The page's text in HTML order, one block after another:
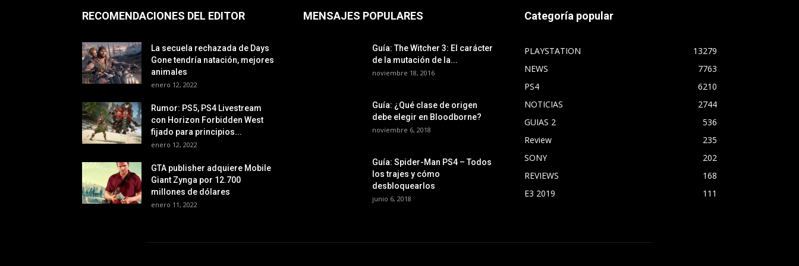
RECOMENDACIONES DEL EDITOR
La secuela rechazada de Days
Gone tendría natación, mejores
animales
enero 12, 2022
Rumor: PS5, PS4 Livestream
con Horizon Forbidden West
fijado para principios...
enero 12, 2022
GTA publisher adquiere Mobile
Giant Zynga por 12.700
millones de dólares
enero 11, 2022
MENSAJES POPULARES
Guía: The Witcher 3: El carácter
de la mutación de la...
noviembre 18, 2016
Guía: ¿Qué clase de origen
debe elegir en Bloodborne?
noviembre 6, 2018
Guía: Spider-Man PS4 – Todos
los trajes y cómo
desbloquearlos
junio 6, 2018
Categoría popular
PLAYSTATION
13279
NEWS
7763
PS4
6210
NOTICIAS
2744
GUIAS 2
536
Review
235
SONY
202
REVIEWS
168
E3 2019
111